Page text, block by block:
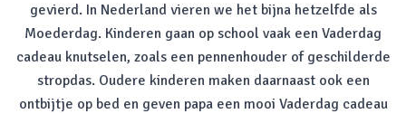
gevierd. In Nederland vieren we het bijna hetzelfde als
Moederdag. Kinderen gaan op school vaak een Vaderdag
cadeau knutselen, zoals een pennenhouder of geschilderde
stropdas. Oudere kinderen maken daarnaast ook een
ontbijtje op bed en geven papa een mooi Vaderdag cadeau